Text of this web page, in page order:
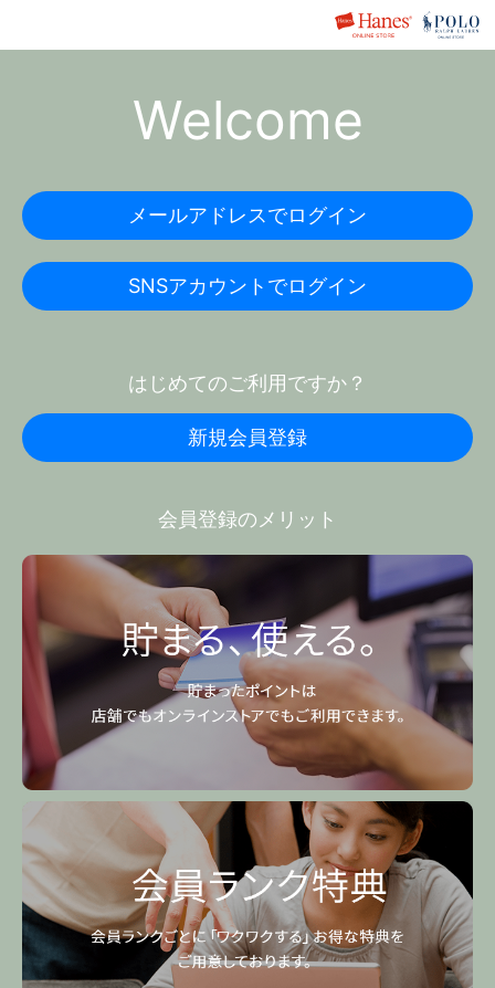
Welcome
メールアドレスでログイン
SNSアカウントでログイン
はじめてのご利用ですか？
新規会員登録
会員登録のメリット